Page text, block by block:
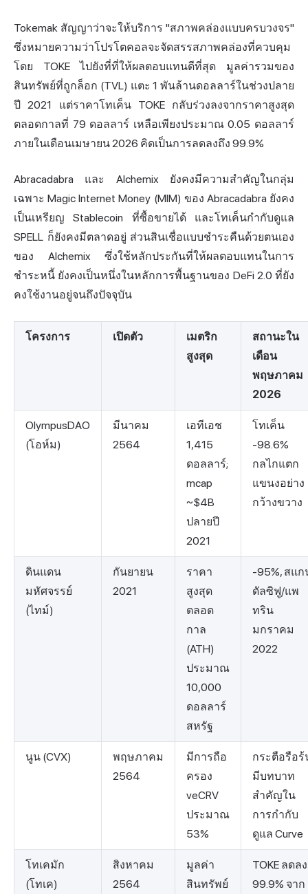
Tokemak สัญญาว่าจะให้บริการ "สภาพคล่องแบบครบวงจร"
ซึ่งหมายความว่าโปรโตคอลจะจัดสรรสภาพคล่องที่ควบคุม
โดย TOKE ไปยังที่ที่ให้ผลตอบแทนดีที่สุด มูลค่ารวมของ
สินทรัพย์ที่ถูกล็อก (TVL) แตะ 1 พันล้านดอลลาร์ในช่วงปลาย
ปี 2021 แต่ราคาโทเค็น TOKE กลับร่วงลงจากราคาสูงสุด
ตลอดกาลที่ 79 ดอลลาร์ เหลือเพียงประมาณ 0.05 ดอลลาร์
ภายในเดือนเมษายน 2026 คิดเป็นการลดลงถึง 99.9%
Abracadabra และ Alchemix ยังคงมีความสำคัญในกลุ่ม
เฉพาะ Magic Internet Money (MIM) ของ Abracadabra ยังคง
เป็นเหรียญ Stablecoin ที่ซื้อขายได้ และโทเค็นกำกับดูแล
SPELL ก็ยังคงมีตลาดอยู่ ส่วนสินเชื่อแบบชำระคืนด้วยตนเอง
ของ Alchemix ซึ่งใช้หลักประกันที่ให้ผลตอบแทนในการ
ชำระหนี้ ยังคงเป็นหนึ่งในหลักการพื้นฐานของ DeFi 2.0 ที่ยัง
คงใช้งานอยู่จนถึงปัจจุบัน
โครงการ เปิดตัว
เมตริก
สูงสุด
สถานะใน
เดือน
พฤษภาคม
2026
OlympusDAO
(โอห์ม)
มีนาคม
2564
เอทีเอช
1,415
ดอลลาร์;
mcap
~$4B
ปลายปี
2021
โทเค็น
-98.6%
กลไกแตก
แขนงอย่าง
กว้างขวาง
ดินแดน
มหัศจรรย์
(ไทม์)
กันยายน
2021
ราคา
สูงสุด
ตลอด
กาล
(ATH)
ประมาณ
10,000
ดอลลาร์
สหรัฐ
-95%, สแก
ดัลซิฟู/แพ
ทริน
มกราคม
2022
นูน (CVX)
พฤษภาคม
2564
มีการถือ
ครอง
veCRV
ประมาณ
53%
กระตือรือร้
มีบทบาท
สำคัญใน
การกำกับ
ดูแล Curve
โทเคมัก
(โทเค)
สิงหาคม
2564
มูลค่า
สินทรัพย์
TOKE ลดลง
99.9% จาก